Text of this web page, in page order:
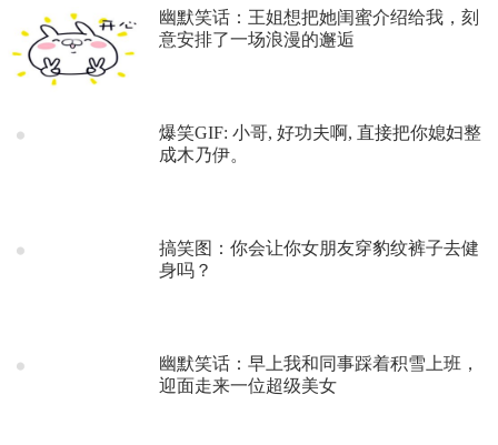
幽默笑话：王姐想把她闺蜜介绍给我，刻
意安排了一场浪漫的邂逅
爆笑GIF: 小哥, 好功夫啊, 直接把你媳妇整
成木乃伊。
搞笑图：你会让你女朋友穿豹纹裤子去健
身吗？
幽默笑话：早上我和同事踩着积雪上班，
迎面走来一位超级美女